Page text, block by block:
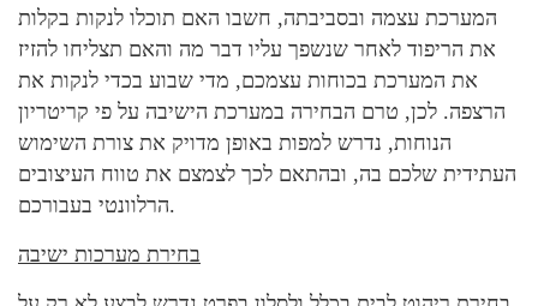
המערכת עצמה ובסביבתה, חשבו האם תוכלו לנקות בקלות
את הריפוד לאחר שנשפך עליו דבר מה והאם תצליחו להזיז
את המערכת בכוחות עצמכם, מדי שבוע בכדי לנקות את
הרצפה. לכן, טרם הבחירה במערכת הישיבה על פי קריטריון
הנוחות, נדרש למפות באופן מדויק את צורת השימוש
העתידית שלכם בה, ובהתאם לכך לצמצם את טווח העיצובים
הרלוונטי בעבורכם.
בחירת מערכות ישיבה